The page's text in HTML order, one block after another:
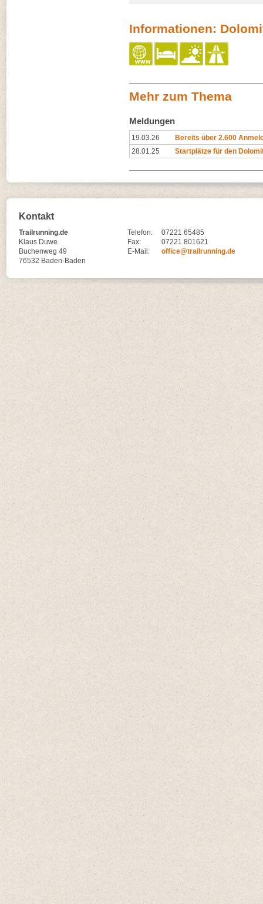
Informationen:
Mehr zum Thema
Meldungen
19.03.26
Bereits über 2.600
28.01.25
Startplätze für den
Kontakt
Trailrunning.de
Klaus Duwe
Buchenweg 49
76532 Baden-Baden
Telefon:
07221 65485
Fax:
07221 801621
E-Mail:
office@trailrunning.de